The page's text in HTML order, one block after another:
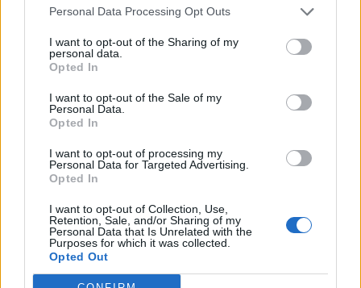
Personal Data Processing Opt Outs
I want to opt-out of the Sharing of my
personal data.
Opted In
I want to opt-out of the Sale of my
Personal Data.
Opted In
I want to opt-out of processing my
Personal Data for Targeted Advertising.
Opted In
I want to opt-out of Collection, Use,
Retention, Sale, and/or Sharing of my
Personal Data that Is Unrelated with the
Purposes for which it was collected.
Opted Out
tartozik, melynek olvasása előfizetéses
regisztrációhoz kötött.
Az előfizetés a következőket tartalmazza:
Kötéslisták: BÉT elmúlt 2 év napon belüli
kötéslistái
Előfizetés
MÁR ELŐFIZETŐNK VAGY?BEJELENTKEZÉS